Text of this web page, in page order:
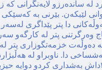
لێبكه‌ن. بێرنی به‌
دا پتر پێداگری
وه‌رگرتنی پتر له‌ كارگه‌و
ده‌وڵه‌ت خزمه‌تگوزاری پتر
دا. ناوبراو له‌
سه‌رۆكایه‌تی ٢٠١٦داش به‌شداری كردو